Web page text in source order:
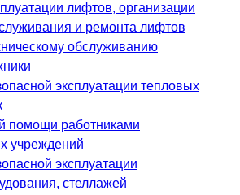
лифтов, организации
и ремонта лифтов
обслуживанию
эксплуатации тепловых
помощи работниками
учреждений
эксплуатации
стеллажей